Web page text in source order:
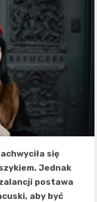
się
Jednak
postawa
aby być